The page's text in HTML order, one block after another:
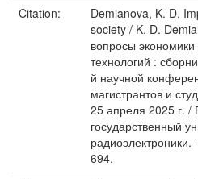
Citation:
Demianova, K. D.
society / K. D.
вопросы
технологий :
й научной
магистрантов и
25 апреля 2025 г. /
государственный
694.